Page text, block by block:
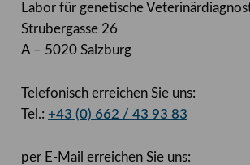
Labor für genetische
Strubergasse 26
A – 5020 Salzburg
Telefonisch erreichen Sie uns:
Tel.:+43 (0) 662 / 43 93 83
per E-Mail erreichen Sie uns: